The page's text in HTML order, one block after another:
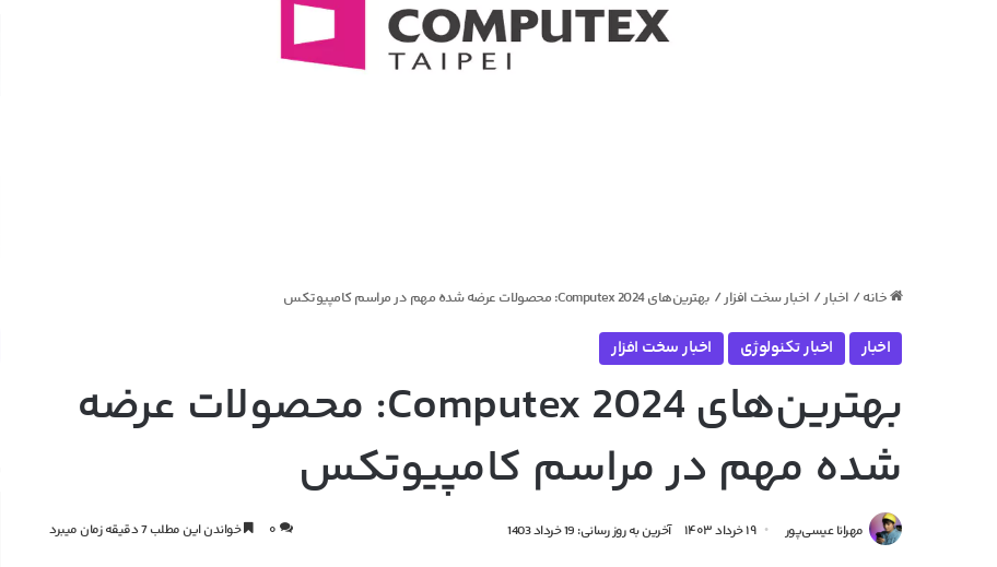
خانه / اخبار / اخبار سخت افزار / بهترین‌های Computex 2024: محصولات عرضه شده مهم در مراسم کامپیوتکس
اخبار اخبار تکنولوژی اخبار سخت افزار
بهترین‌های Computex 2024: محصولات عرضه
شده مهم در مراسم کامپیوتکس
مهرانا عیسی‌پور ۱۹ خرداد ۱۴۰۳ آخرین به روز رسانی: 19 خرداد 1403 ۰ خواندن این مطلب 7 دقیقه زمان میبرد